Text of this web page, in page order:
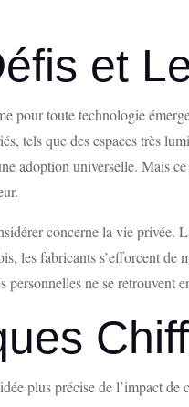
et
pour toute technologie
tels que des espaces très
adoption universelle. Mais
concerne la vie privée.
les fabricants s’efforcent de
personnelles ne se retrouvent
plus précise de l’impact